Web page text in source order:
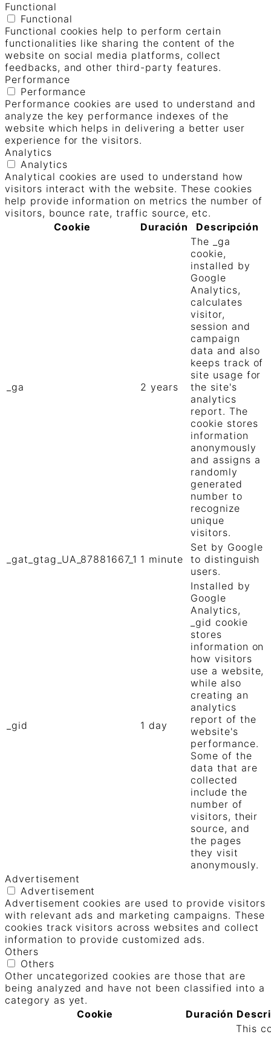
Functional
Functional
Functional cookies help to perform certain
functionalities like sharing the content of the
website on social media platforms, collect
feedbacks, and other third-party features.
Performance
Performance
Performance cookies are used to understand and
analyze the key performance indexes of the
website which helps in delivering a better user
experience for the visitors.
Analytics
Analytics
Analytical cookies are used to understand how
visitors interact with the website. These cookies
help provide information on metrics the number of
visitors, bounce rate, traffic source, etc.
Cookie
Duración Descripción
_ga 2 years
The _ga
cookie,
installed by
Google
Analytics,
calculates
visitor,
session and
campaign
data and also
keeps track of
site usage for
the site's
analytics
report. The
cookie stores
information
anonymously
and assigns a
randomly
generated
number to
recognize
unique
visitors.
_gat_gtag_UA_87881667_1 1 minute
Set by Google
to distinguish
users.
_gid 1 day
Installed by
Google
Analytics,
_gid cookie
stores
information on
how visitors
use a website,
while also
creating an
analytics
report of the
website's
performance.
Some of the
data that are
collected
include the
number of
visitors, their
source, and
the pages
they visit
anonymously.
Advertisement
Advertisement
Advertisement cookies are used to provide visitors
with relevant ads and marketing campaigns. These
cookies track visitors across websites and collect
information to provide customized ads.
Others
Others
Other uncategorized cookies are those that are
being analyzed and have not been classified into a
category as yet.
Cookie
Duración
This